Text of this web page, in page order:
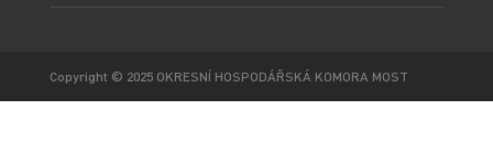
Copyright © 2025 OKRESNÍ HOSPODÁŘSKÁ KOMORA MOST